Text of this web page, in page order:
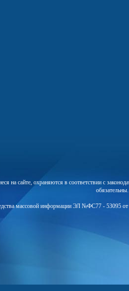
на сайте, охраняются в соответствии с
массовой информации ЭЛ №ФС77 - 53095